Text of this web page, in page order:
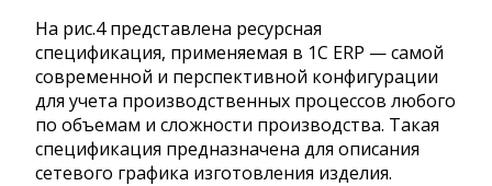
На рис.4 представлена ресурсная
спецификация, применяемая в 1С ERP — самой
современной и перспективной конфигурации
для учета производственных процессов любого
по объемам и сложности производства. Такая
спецификация предназначена для описания
сетевого графика изготовления изделия.